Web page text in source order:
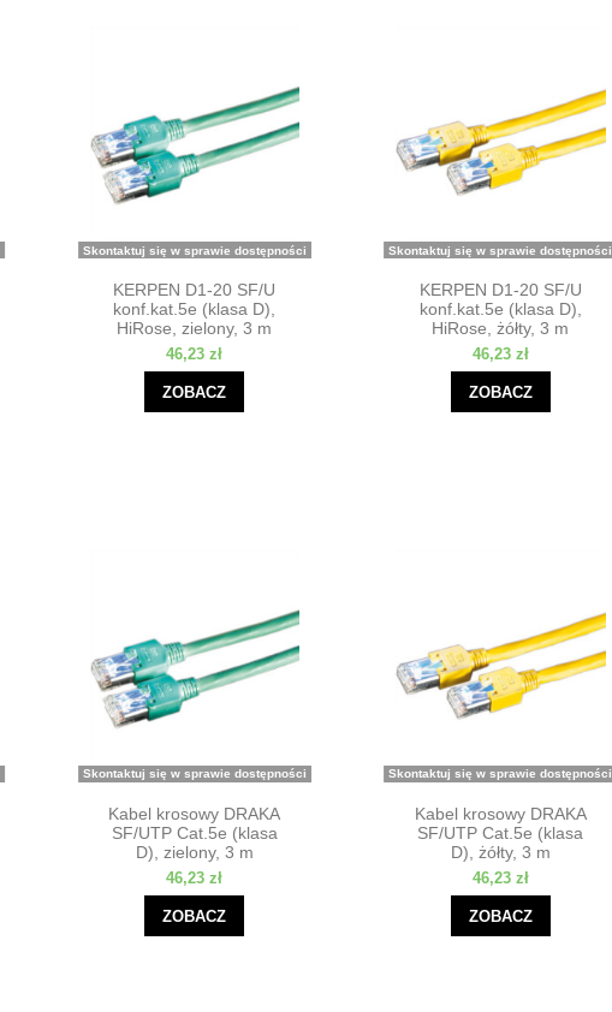
Skontaktuj się w sprawie dostępności
KERPEN D1-20 SF/U
konf.kat.5e (klasa D),
HiRose, zielony, 3 m
46,23 zł
ZOBACZ
Skontaktuj się w sprawie dostępności
KERPEN D1-20 SF/U
konf.kat.5e (klasa D),
HiRose, żółty, 3 m
46,23 zł
ZOBACZ
Skontaktuj się w sprawie dostępności
Kabel krosowy DRAKA
SF/UTP Cat.5e (klasa
D), zielony, 3 m
46,23 zł
ZOBACZ
Skontaktuj się w sprawie dostępności
Kabel krosowy DRAKA
SF/UTP Cat.5e (klasa
D), żółty, 3 m
46,23 zł
ZOBACZ